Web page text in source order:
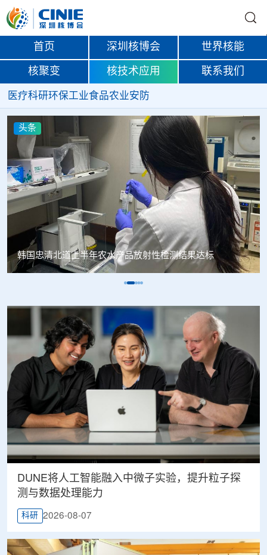
首页 深圳核博会 世界核能
核聚变 核技术应用 联系我们
医疗科研环保工业食品农业安防
头条
Oklo格罗夫斯同位素试验反应堆实现首次临界
DUNE将人工智能融入中微子实验，提升粒子探
测与数据处理能力
科研 2026-08-07